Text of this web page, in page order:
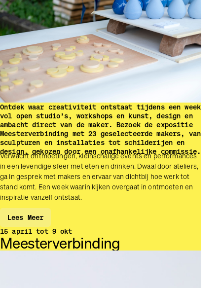
Ontdek waar creativiteit ontstaat tijdens een week
vol open studio’s, workshops en kunst, design en
ambacht direct van de maker. Bezoek de expositie
Meester­verbinding met 23 geselecteerde makers, van
sculpturen en installaties tot schilderijen en
design, gekozen door een onafhankelijke commissie.
Verwacht ontmoetingen, kleinschalige events en performances
in een levendige sfeer met eten en drinken. Dwaal door ateliers,
ga in gesprek met makers en ervaar van dichtbij hoe werk tot
stand komt. Een week waarin kijken overgaat in ontmoeten en
inspiratie vanzelf ontstaat.
Lees Meer
15 april tot 9 okt
Meesterverbinding